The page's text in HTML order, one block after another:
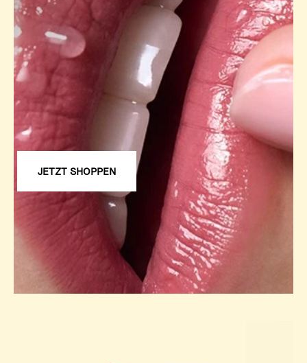
JETZT SHOPPEN